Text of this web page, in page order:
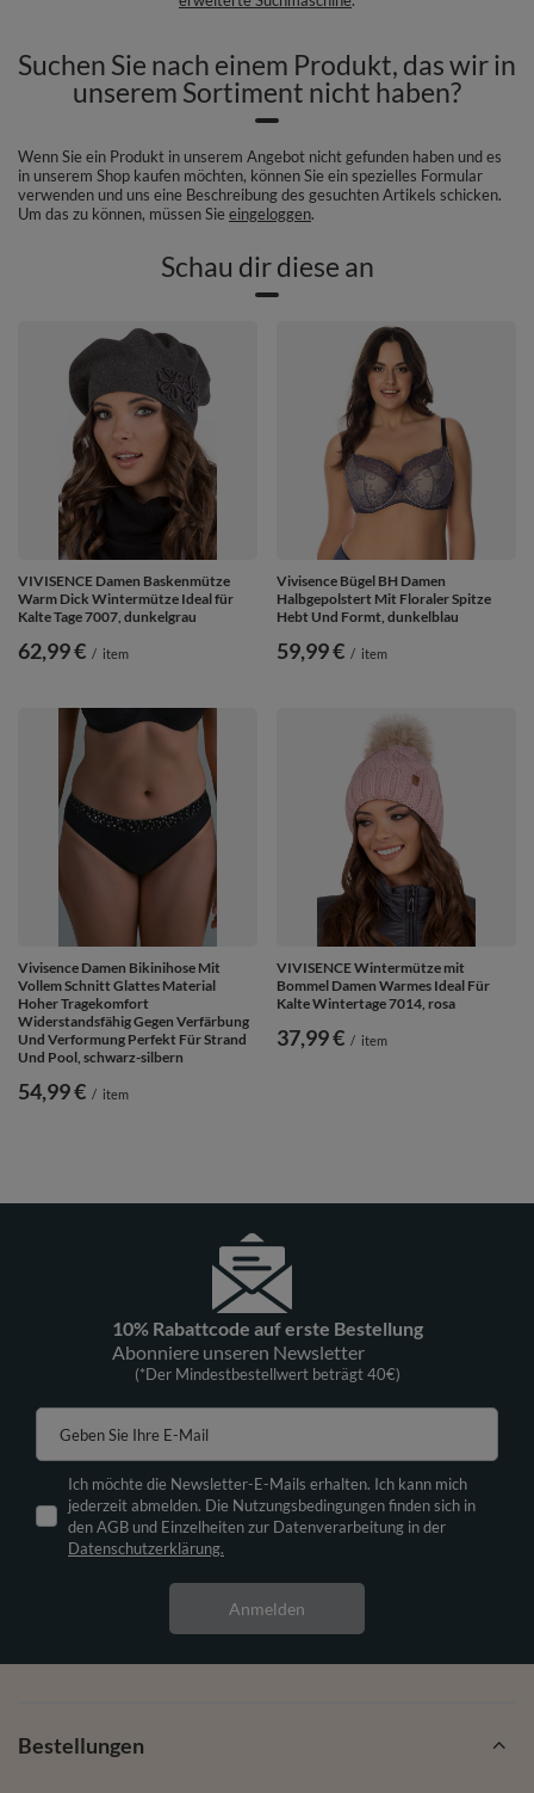
Suchen Sie nach einem Produkt, das wir in
unserem Sortiment nicht haben?
Wenn Sie ein Produkt in unserem Angebot nicht gefunden haben und es
in unserem Shop kaufen möchten, können Sie ein spezielles Formular
verwenden und uns eine Beschreibung des gesuchten Artikels schicken.
Um das zu können, müssen Sieeingeloggen.
Schau dir diese an
VIVISENCE Damen Baskenmütze
Warm Dick Wintermütze Ideal für
Kalte Tage 7007, dunkelgrau
62,99 € / item
Vivisence Bügel BH Damen
Halbgepolstert Mit Floraler Spitze
Hebt Und Formt, dunkelblau
59,99 € / item
Vivisence Damen Bikinihose Mit
Vollem Schnitt Glattes Material
Hoher Tragekomfort
Widerstandsfähig Gegen Verfärbung
Und Verformung Perfekt Für Strand
Und Pool, schwarz-silbern
54,99 € / item
VIVISENCE Wintermütze mit
Bommel Damen Warmes Ideal Für
Kalte Wintertage 7014, rosa
37,99 € / item
10% Rabattcode auf erste Bestellung
Abonniere unseren Newsletter
(*Der Mindestbestellwert beträgt 40€)
Geben Sie Ihre E-Mail
Ich möchte die Newsletter-E-Mails erhalten. Ich kann mich
jederzeit abmelden. Die Nutzungsbedingungen finden sich in
den AGB und Einzelheiten zur Datenverarbeitung in der
Datenschutzerklärung.
Anmelden
Bestellungen